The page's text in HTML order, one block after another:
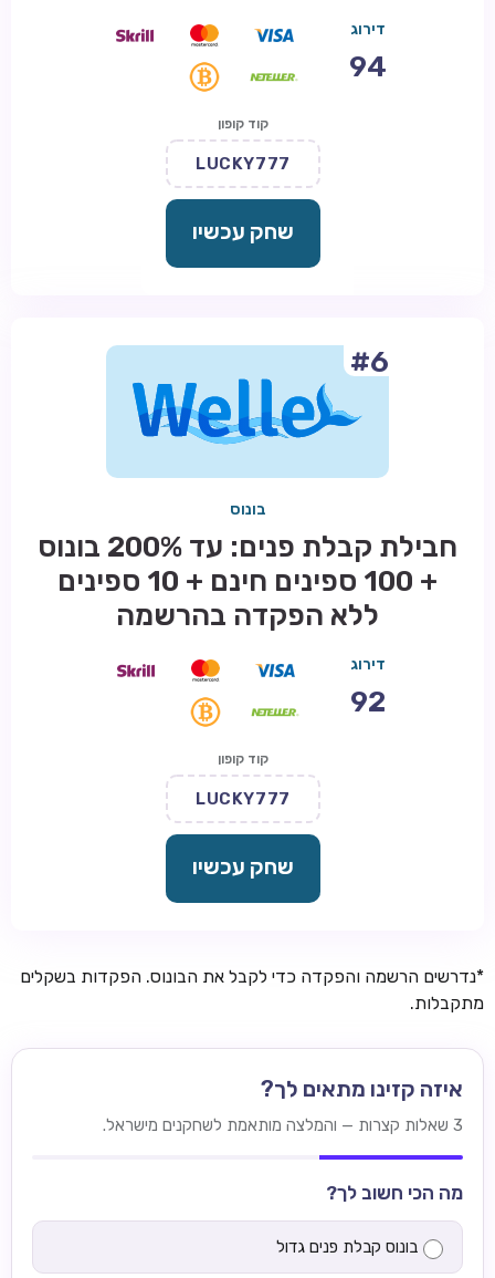
דירוג
94
קוד קופון
LUCKY777
שחק עכשיו
#6
בונוס
חבילת קבלת פנים: עד 200% בונוס
+ 100 ספינים חינם + 10 ספינים
ללא הפקדה בהרשמה
דירוג
92
קוד קופון
LUCKY777
שחק עכשיו
*נדרשים הרשמה והפקדה כדי לקבל את הבונוס. הפקדות בשקלים
מתקבלות.
איזה קזינו מתאים לך?
3 שאלות קצרות — והמלצה מותאמת לשחקנים מישראל.
מה הכי חשוב לך?
בונוס קבלת פנים גדול